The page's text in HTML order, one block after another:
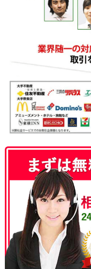
050-